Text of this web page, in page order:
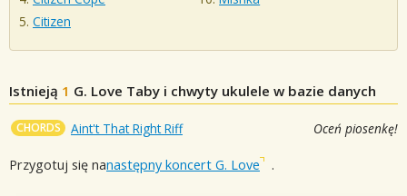
Citizen
Istnieją 1 G. Love Taby i chwyty ukulele w bazie danych
CHORDS Aint't That Right Riff Oceń piosenkę!
Przygotuj się nanastępny koncert G. Love .